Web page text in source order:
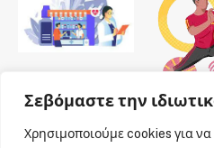
Σεβόμαστε την
Χρησιμοποιούμε cookies για